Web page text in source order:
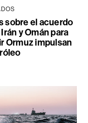
sobre el acuerdo
y Omán para
Ormuz impulsan